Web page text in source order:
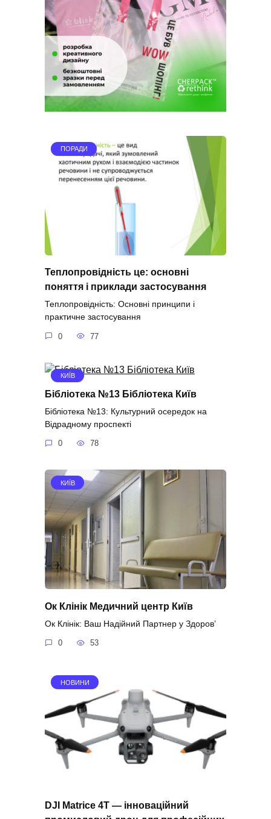
ПОРАДИ
Теплопровідність це: основні
поняття і приклади застосування
Теплопровідність: Основні принципи і
практичне застосування
0 77
КИЇВ
Бібліотека №13 Бібліотека Київ
Бібліотека №13: Культурний осередок на
Відрадному проспекті
0 78
КИЇВ
Ок Клінік Медичний центр Київ
Ок Клінік: Ваш Надійний Партнер у Здоров’
0 53
НОВИНИ
DJI Matrice 4T — інноваційний